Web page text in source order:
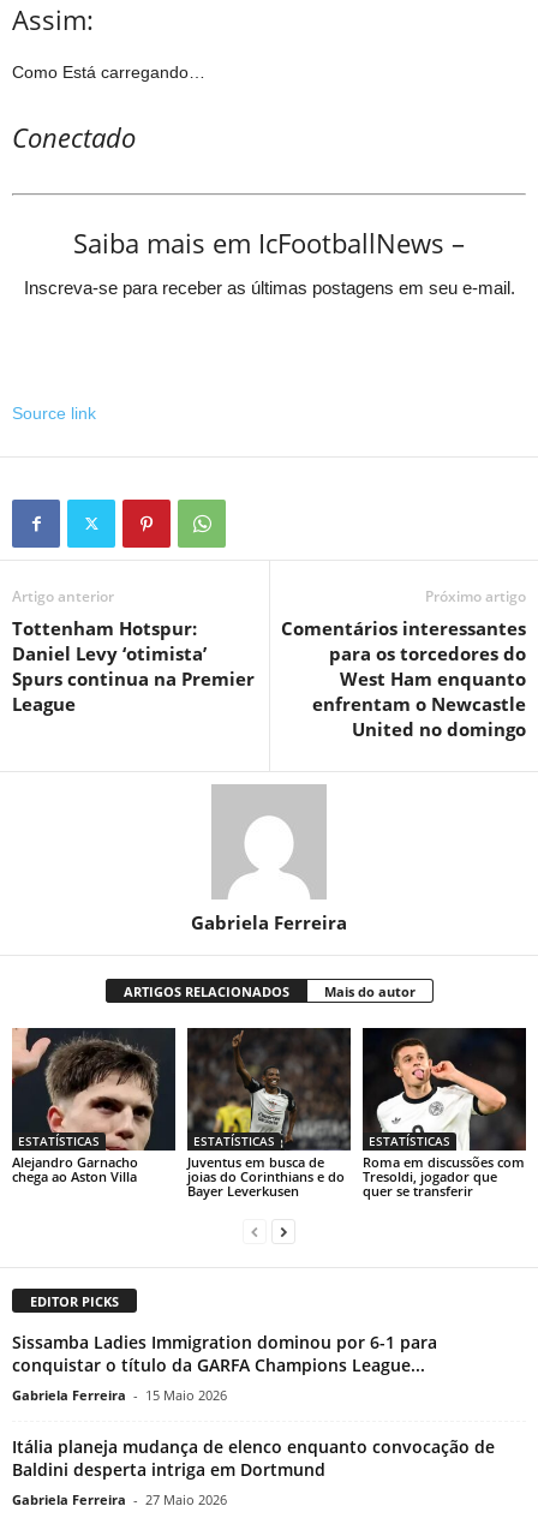
Assim:
Como Está carregando…
Conectado
Saiba mais em IcFootballNews –
Inscreva-se para receber as últimas postagens em seu e-mail.
Source link
Artigo anterior
Tottenham Hotspur:
Daniel Levy ‘otimista’
Spurs continua na Premier
League
Próximo artigo
Comentários interessantes
para os torcedores do
West Ham enquanto
enfrentam o Newcastle
United no domingo
Gabriela Ferreira
ARTIGOS RELACIONADOS Mais do autor
ESTATÍSTICAS
Alejandro Garnacho
chega ao Aston Villa
ESTATÍSTICAS
Juventus em busca de
joias do Corinthians e do
Bayer Leverkusen
ESTATÍSTICAS
Roma em discussões com
Tresoldi, jogador que
quer se transferir
EDITOR PICKS
Sissamba Ladies Immigration dominou por 6-1 para
conquistar o título da GARFA Champions League...
Gabriela Ferreira - 15 Maio 2026
Itália planeja mudança de elenco enquanto convocação de
Baldini desperta intriga em Dortmund
Gabriela Ferreira - 27 Maio 2026